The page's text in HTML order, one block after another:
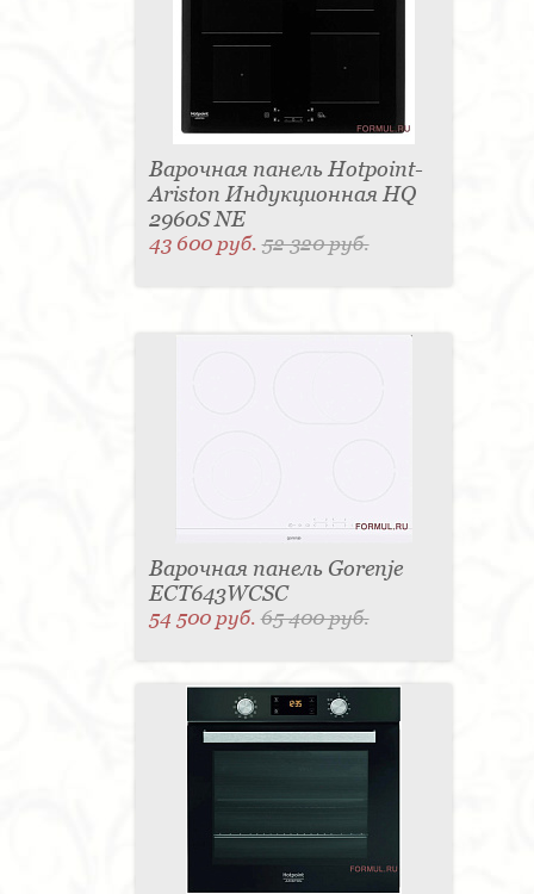
Варочная панель Hotpoint-
Ariston Индукционная HQ
2960S NE
43 600 руб.52 320 руб.
Варочная панель Gorenje
ECT643WCSC
54 500 руб.65 400 руб.